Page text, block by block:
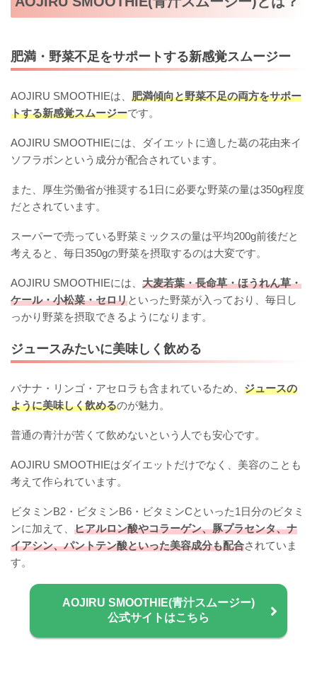
肥満・野菜不足をサポートする新感覚スムージー
AOJIRU SMOOTHIEは、 肥満傾向と野菜不足の両方をサポー
トする新感覚スムージーです。
AOJIRU SMOOTHIEには、ダイエットに適した葛の花由来イ
ソフラボンという成分が配合されています。
また、厚生労働省が推奨する1日に必要な野菜の量は350g程度
だとされています。
スーパーで売っている野菜ミックスの量は平均200g前後だと
考えると、毎日350gの野菜を摂取するのは大変です。
AOJIRU SMOOTHIEには、 大麦若葉・長命草・ほうれん草・
ケール・小松菜・セロリといった野菜が入っており、毎日し
っかり野菜を摂取できるようになります。
ジュースみたいに美味しく飲める
バナナ・リンゴ・アセロラも含まれているため、 ジュースの
ように美味しく飲めるのが魅力。
普通の青汁が苦くて飲めないという人でも安心です。
AOJIRU SMOOTHIEはダイエットだけでなく、美容のことも
考えて作られています。
ビタミンB2・ビタミンB6・ビタミンCといった1日分のビタミ
ンに加えて、 ヒアルロン酸やコラーゲン、豚プラセンタ、ナ
イアシン、パントテン酸といった美容成分も配合されていま
す。
AOJIRU SMOOTHIE(青汁スムージー)
公式サイトはこちら